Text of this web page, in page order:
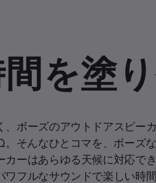
を塗
ボーズのアウトドアスピー
そんなひとコマを、ボーズ
ーはあらゆる天候に対応で
フルなサウンドで楽しい時